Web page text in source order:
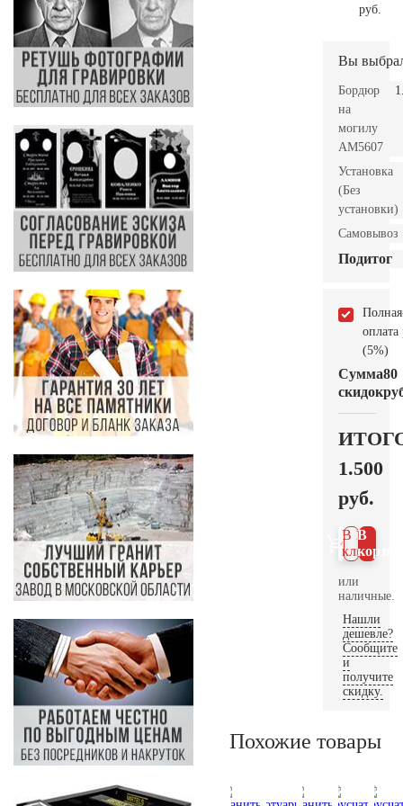
руб.
Вы
Бордюр
на
могилу
AM5607
Установка
(Без
установки)
Самовывоз
Подитог
Полная
оплата
(5%)
Сумма
скидок
80
1.500
руб.
В
В 1
клик
или
наличные.
Нашли
дешевле?
Сообщите
и
получите
скидку.
Похожие товары